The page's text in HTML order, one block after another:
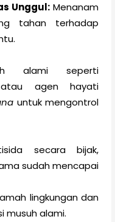
Unggul:Menanam
tahan terhadap
alami seperti
agen hayati
untuk mengontrol
secara bijak,
sudah mencapai
lingkungan dan
musuh alami.